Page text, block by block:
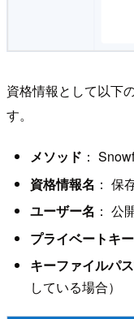
資格情報として以下
す。
メソッド ：
資格情報名 ： 保
ユーザー名 ： 公
プライベートキ
キーファイルパ
している場合）